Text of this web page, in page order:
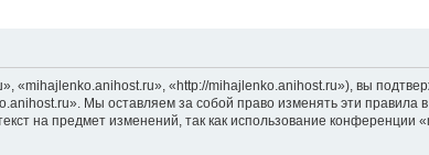
«http://mihajlenko.anihost.ru»), вы
Мы оставляем за собой право изменять эти правила
на предмет изменений, так как использование конференции